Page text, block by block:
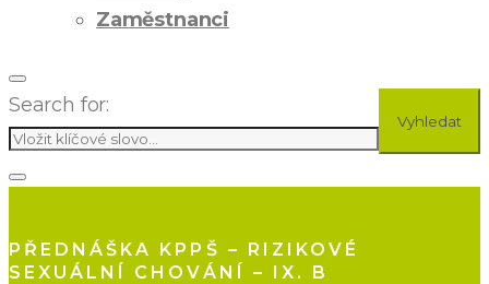
Zaměstnanci
Search for:
Vyhledat
PŘEDNÁŠKA KPPŠ – RIZIKOVÉ
SEXUÁLNÍ CHOVÁNÍ – IX. B